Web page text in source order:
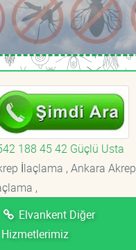
188 45 42 Güçlü Usta
İlaçlama , Ankara Akrep
,
Elvankent Diğer
Hizmetlerimiz